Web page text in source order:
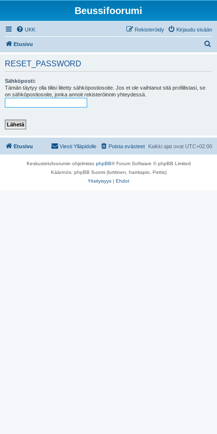
Beussifoorumi
UKK Kirjaudu sisään
Rekisteröidy
Etusivu
RESET_PASSWORD
Sähköposti:
Tämän täytyy olla tiliisi liitetty sähköpostiosoite. Jos et ole vaihtanut sitä profiilistasi, se
on sähköpostiosoite, jonka annoit rekisteröinnin yhteydessä.
Etusivu Kaikki ajat ovat UTC+02:00
Poista evästeet
Viesti Ylläpidolle
Keskustelufoorumin ohjelmisto phpBB® Forum Software © phpBB Limited
Käännös: phpBB Suomi (lurttinen, harritapio, Pettis)
Yksityisyys | Ehdot